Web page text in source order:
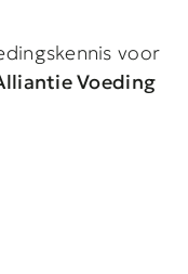
voor
Voeding